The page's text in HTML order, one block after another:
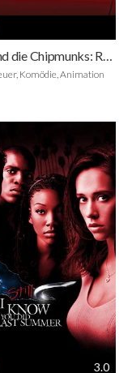
Alvin und die Chipmunks: Road Chip
Komödie, Animation
3.0